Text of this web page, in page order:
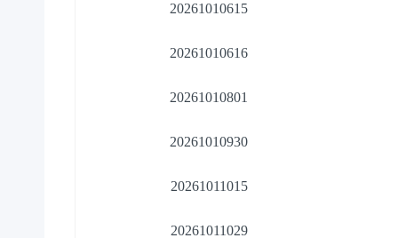
20261010615
20261010616
20261010801
20261010930
20261011015
20261011029